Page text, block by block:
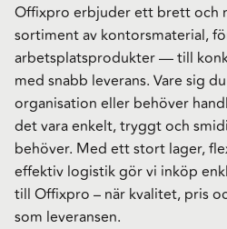
Offixpro erbjuder ett brett och
sortiment av kontorsmaterial,
arbetsplatsprodukter — till
med snabb leverans. Vare sig
organisation eller behöver
det vara enkelt, tryggt och
behöver. Med ett stort lager,
effektiv logistik gör vi inköp
till Offixpro – när kvalitet, pris
som leveransen.